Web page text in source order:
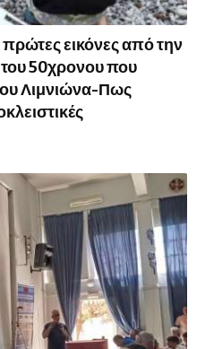
εικόνες από την
50χρονου που
Λιμνιώνα-Πως